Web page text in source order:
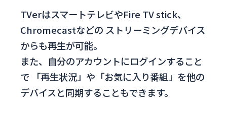
TVerはスマートテレビやFire TV stick、
Chromecastなどの ストリーミングデバイス
からも再生が可能。
また、自分のアカウントにログインすること
で 「再生状況」や「お気に入り番組」を他の
デバイスと同期することもできます。